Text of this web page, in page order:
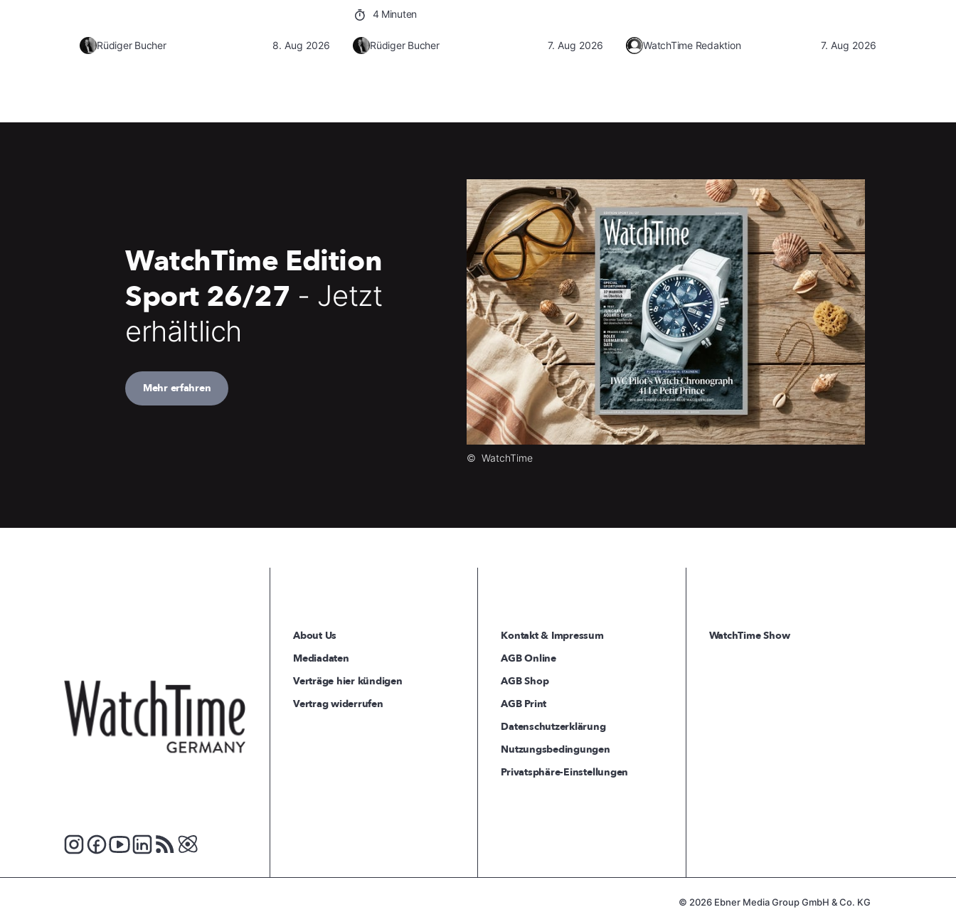
Rüdiger Bucher 8. Aug 2026
4 Minuten
Rüdiger Bucher 7. Aug 2026 WatchTime Redaktion 7. Aug 2026
© WatchTime
WatchTime Edition
Sport 26/27 - Jetzt
erhältlich
Mehr erfahren
About Us
Mediadaten
Verträge hier kündigen
Vertrag widerrufen
Kontakt & Impressum
AGB Online
AGB Shop
AGB Print
Datenschutzerklärung
Nutzungsbedingungen
Privatsphäre-Einstellungen
WatchTime Show
© 2026 Ebner Media Group GmbH & Co. KG